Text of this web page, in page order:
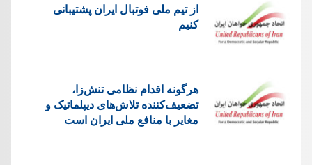
از تیم ملی فوتبال ایران پشتیبانی
کنیم
هرگونه اقدام نظامی تنش‌زا،
تضعیف‌کننده تلاش‌های دیپلماتیک و
مغایر با منافع ملی ایران است